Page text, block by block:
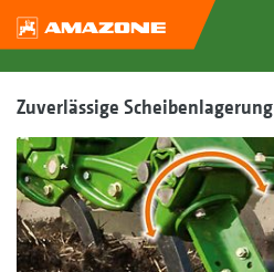
Zuverlässige Scheibenlagerung